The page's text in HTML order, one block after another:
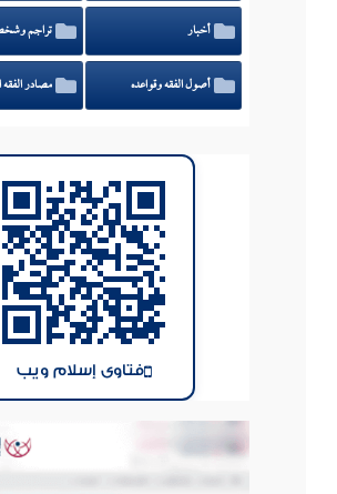
أخبار تراجم
أصول الفقه وقواعده مصادر
فتاوى إسلام ويب